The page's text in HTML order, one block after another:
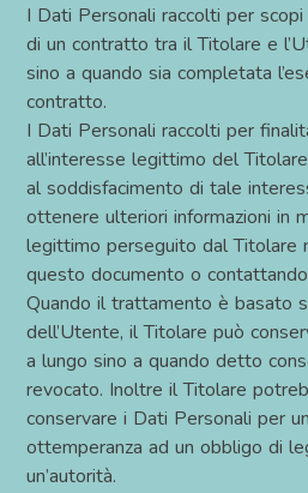
I Dati Personali raccolti per scopi
di un contratto tra il Titolare e
sino a quando sia completata
contratto.
I Dati Personali raccolti per
all’interesse legittimo del
al soddisfacimento di tale
ottenere ulteriori informazioni in
legittimo perseguito dal Titolare
questo documento o
Quando il trattamento è basato
dell’Utente, il Titolare può
a lungo sino a quando detto
revocato. Inoltre il Titolare
conservare i Dati Personali per
ottemperanza ad un obbligo di
un’autorità.